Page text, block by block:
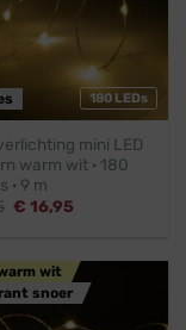
180 LEDs
mini LED
warm wit · 180
· 9 m
Oorspronkelijke
€ 16,95
wit
snoer